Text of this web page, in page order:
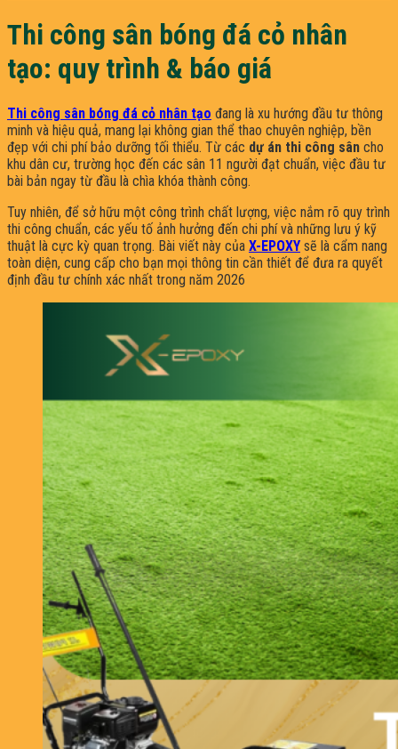
Thi công sân bóng đá cỏ nhân
tạo: quy trình & báo giá
Thi công sân bóng đá cỏ nhân tạo đang là xu hướng đầu tư thông
minh và hiệu quả, mang lại không gian thể thao chuyên nghiệp, bền
đẹp với chi phí bảo dưỡng tối thiểu. Từ các dự án thi công sân cho
khu dân cư, trường học đến các sân 11 người đạt chuẩn, việc đầu tư
bài bản ngay từ đầu là chìa khóa thành công.
Tuy nhiên, để sở hữu một công trình chất lượng, việc nắm rõ quy trình
thi công chuẩn, các yếu tố ảnh hưởng đến chi phí và những lưu ý kỹ
thuật là cực kỳ quan trọng. Bài viết này của X-EPOXY sẽ là cẩm nang
toàn diện, cung cấp cho bạn mọi thông tin cần thiết để đưa ra quyết
định đầu tư chính xác nhất trong năm 2026